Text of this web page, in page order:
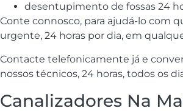
desentupimento de fossas 24
Conte connosco, para ajudá-lo com
urgente, 24 horas por dia, em
Contacte telefonicamente já e
nossos técnicos, 24 horas, todos os
Canalizadores Na